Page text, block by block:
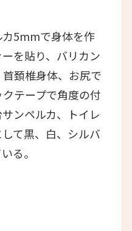
5mmで身体を作
を貼り、バリカン
頚椎身体、お尻で
テープで角度の付
ンペルカ、トイレ
て黒、白、シルバ
る。